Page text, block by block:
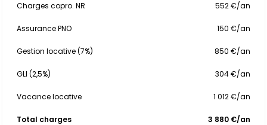
Charges copro. NR 552 €/an
Assurance PNO 150 €/an
Gestion locative (7%) 850 €/an
GLI (2,5%) 304 €/an
Vacance locative 1 012 €/an
Total charges 3 880 €/an